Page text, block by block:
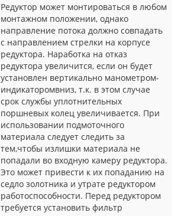
Редуктор может монтироваться в любом
монтажном положении, однако
направление потока должно совпадать
с направлением стрелки на корпусе
редуктора. Наработка на отказ
редуктора увеличится, если он будет
установлен вертикально манометром-
индикаторомвниз, т.к. в этом случае
срок службы уплотнительных
поршневых колец увеличивается. При
использовании подмоточного
материала следует следить за
тем,чтобы излишки материала не
попадали во входную камеру редуктора.
Это может привести к их попаданию на
седло золотника и утрате редуктором
работоспособности. Перед редуктором
требуется установить фильтр